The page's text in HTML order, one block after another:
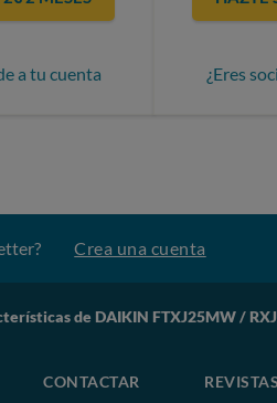
a tu cuenta ¿Eres
Crea una cuenta
de DAIKIN FTXJ25MW /
CONTACTAR REVISTAS